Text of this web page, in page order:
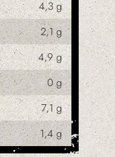
4,3 g
2,1 g
4,9 g
0 g
7,1 g
1,4 g